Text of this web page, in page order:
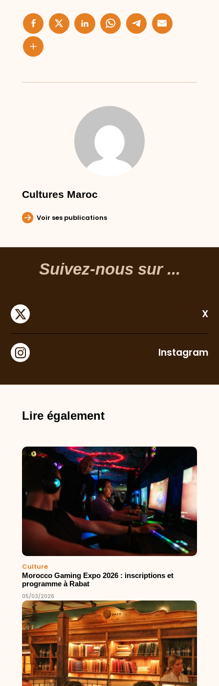
Cultures Maroc
Voir ses publications
Suivez-nous sur ...
X
Instagram
Lire également
Culture
Morocco Gaming Expo 2026 : inscriptions et
programme à Rabat
05/03/2026